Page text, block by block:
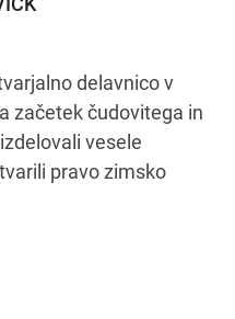
za pot
delavnico v
začetek čudovitega in
vesele
pravo zimsko